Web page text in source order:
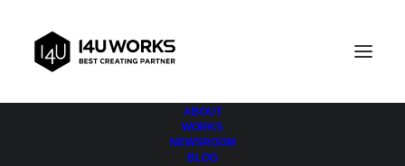
ABOUT
WORKS
NEWSROOM
BLOG